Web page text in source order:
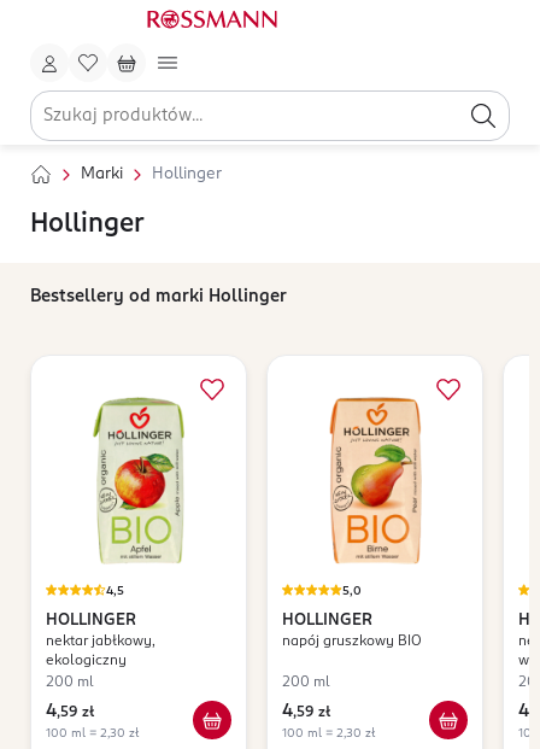
Marki Hollinger
Hollinger
Bestsellery od marki Hollinger
4,5
HOLLINGER
nektar jabłkowy,
ekologiczny
200 ml
4,59 zł
100 ml = 2,30 zł
5,0
HOLLINGER
napój gruszkowy BIO
200 ml
4,59 zł
100 ml = 2,30 zł
4